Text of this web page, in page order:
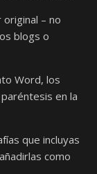
– no
blogs o
Word, los
en la
que incluyas
como